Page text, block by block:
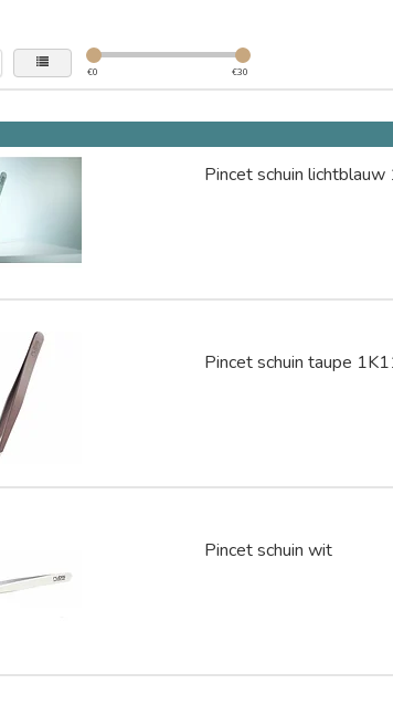
€0 €30
Pincet schuin
Pincet schuin taupe
Pincet schuin wit